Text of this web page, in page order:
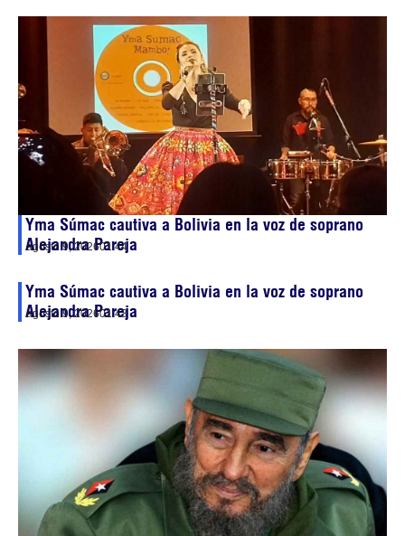
Yma Súmac cautiva a Bolivia en la voz de soprano
Alejandra Pareja
agosto 9, 202601:44
Yma Súmac cautiva a Bolivia en la voz de soprano
Alejandra Pareja
agosto 9, 202601:43